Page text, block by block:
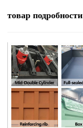
товарподробности